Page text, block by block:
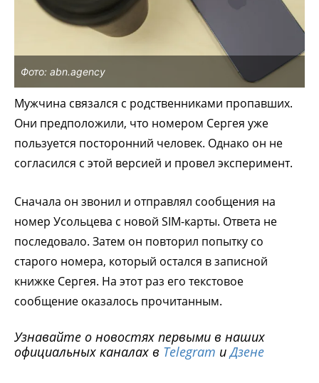
Фото: abn.agency
Мужчина связался с родственниками пропавших.
Они предположили, что номером Сергея уже
пользуется посторонний человек. Однако он не
согласился с этой версией и провел эксперимент.
Сначала он звонил и отправлял сообщения на
номер Усольцева с новой SIM-карты. Ответа не
последовало. Затем он повторил попытку со
старого номера, который остался в записной
книжке Сергея. На этот раз его текстовое
сообщение оказалось прочитанным.
Узнавайте о новостях первыми в наших
официальных каналах в Telegram иДзене